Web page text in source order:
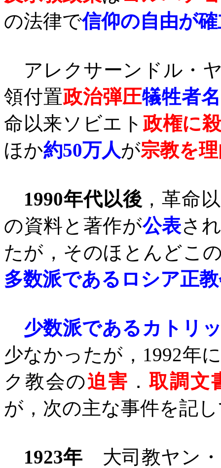
の法律で信仰の自由が
アレクサーンドル・
領付置政治弾圧犠牲者
命以来ソビエト政権に
ほか約50万人が宗教を
1990年代以後 ，革命
の資料と著作が公表さ
たが，そのほとんどこ
多数派であるロシア正
少数派であるカトリ
少なかったが， 1992年
ク教会の迫害 ．取調文
が，次の主な事件を記
1923年 大司教ヤン